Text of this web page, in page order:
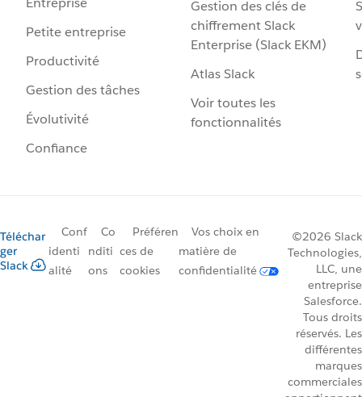
Petite entreprise
Productivité
Gestion des tâches
Évolutivité
Confiance
Gestion des clés de
chiffrement Slack
Enterprise (Slack EKM)
Atlas Slack
Voir toutes les
fonctionnalités
Téléchar
ger
Slack
Conf
identi
alité
Co
nditi
ons
Préféren
ces de
cookies
Vos choix en
matière de
confidentialité
©2026 Slack
Technologies,
LLC, une
entreprise
Salesforce.
Tous droits
réservés. Les
différentes
marques
commerciales